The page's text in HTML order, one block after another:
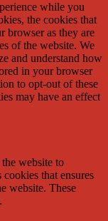
while you
the cookies that
browser as they are
of the website. We
and understand how
in your browser
to opt-out of these
may have an effect
website to
that ensures
website. These